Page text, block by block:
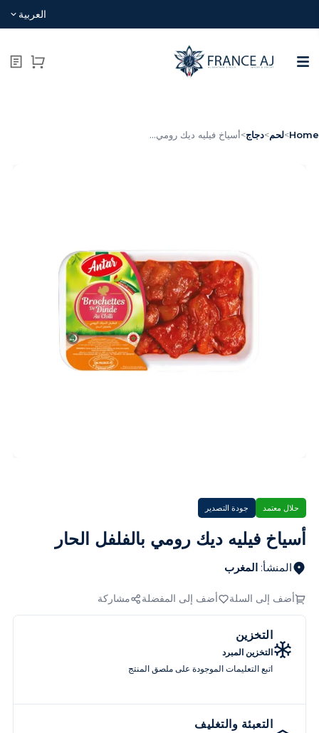
العربية
>لحم>دجاج>أسياخ فيليه ديك رومي...
حلال معتمد جودة التصدير
أسياخ فيليه ديك رومي بالفلفل الحار
المنشأ:المغرب
أضف إلى السلة أضف إلى المفضلة مشاركة
التخزين
التخزين المبرد
اتبع التعليمات الموجودة على ملصق المنتج
التعبئة والتغليف